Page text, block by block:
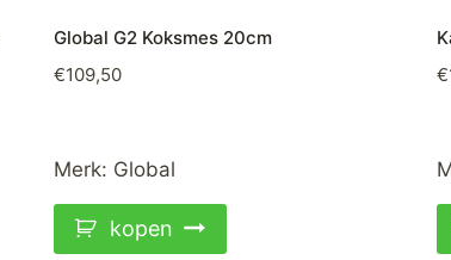
Global G2 Koksmes 20cm
€109,50
Merk: Global
kopen
€